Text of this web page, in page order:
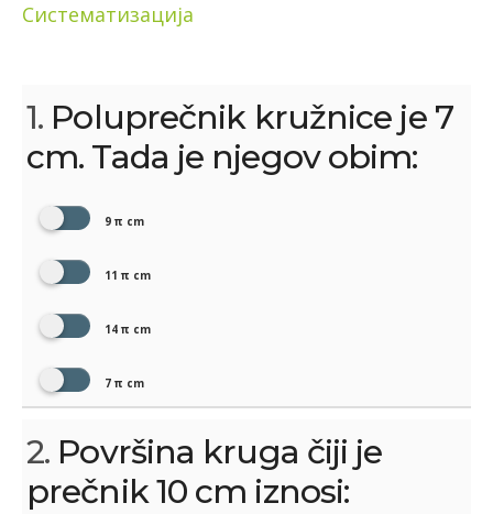
Систематизација
1. Poluprečnik kružnice je 7
cm. Tada je njegov obim:
9 π cm
11 π cm
14 π cm
7 π cm
2. Površina kruga čiji je
prečnik 10 cm iznosi: